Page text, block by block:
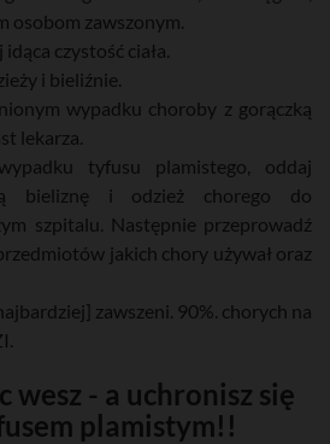
osobom zawszonym.
czystość ciała.
i bieliźnie.
wypadku choroby z gorączką
lekarza.
tyfusu plamistego, oddaj
bieliznę i odzież chorego do
szpitalu. Następnie przeprowadź
jakich chory używał oraz
zawszeni. 90%. chorych na
wesz - a uchronisz się
plamistym!!